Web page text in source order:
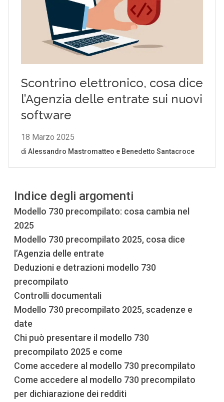
Indice degli argomenti
Modello 730 precompilato: cosa cambia nel
2025
Modello 730 precompilato 2025, cosa dice
l’Agenzia delle entrate
Deduzioni e detrazioni modello 730
precompilato
Controlli documentali
Modello 730 precompilato 2025, scadenze e
date
Chi può presentare il modello 730
precompilato 2025 e come
Come accedere al modello 730 precompilato
Come accedere al modello 730 precompilato
per dichiarazione dei redditi